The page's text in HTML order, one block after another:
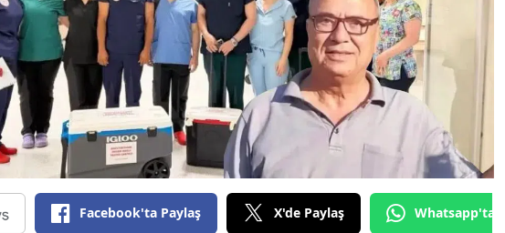
Facebook'ta Paylaş X'de Paylaş Whatsapp'tan